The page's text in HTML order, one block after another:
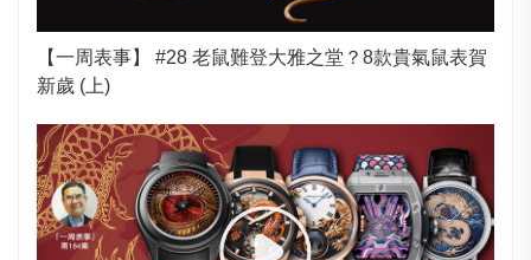
【一周表事】 #28 老鼠難登大雅之堂？8款貴氣鼠表賀
新歲 (上)